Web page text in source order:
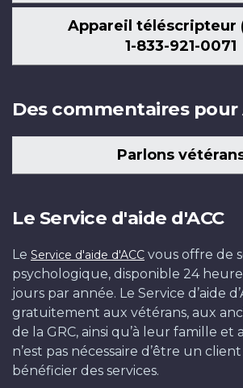
Appareil téléscripteur
1-833-921-0071
Des commentaires pour
Parlons
Le Service d'aide d'ACC
Le Service d'aide d'ACC vous offre de
psychologique, disponible 24
jours par année. Le Service d’aide
gratuitement aux vétérans, aux
de la GRC, ainsi qu’à leur famille et
n’est pas nécessaire d’être un client
bénéficier des services.